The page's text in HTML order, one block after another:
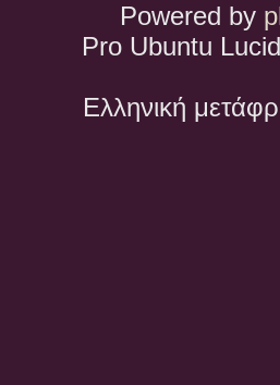
Powered by
Pro Ubuntu
Ελληνική